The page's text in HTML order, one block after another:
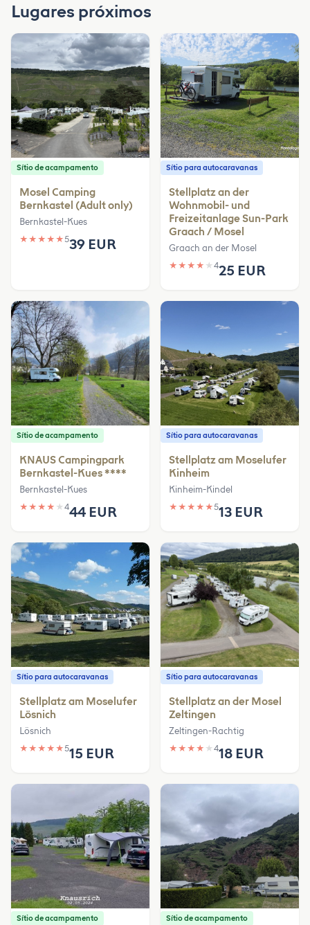
Lugares próximos
Sítio de acampamento
Mosel Camping
Bernkastel (Adult only)
Bernkastel-Kues
★ ★ ★ ★ ★539 EUR
Sítio para autocaravanas
Stellplatz an der
Wohnmobil- und
Freizeitanlage Sun-Park
Graach / Mosel
Graach an der Mosel
★ ★ ★ ★ ★ 425 EUR
Sítio de acampamento
KNAUS Campingpark
Bernkastel-Kues ****
Bernkastel-Kues
★ ★ ★ ★ ★ 444 EUR
Sítio para autocaravanas
Stellplatz am Moselufer
Kinheim
Kinheim-Kindel
★ ★ ★ ★ ★513 EUR
Sítio para autocaravanas
Stellplatz am Moselufer
Lösnich
Lösnich
★ ★ ★ ★ ★515 EUR
Sítio para autocaravanas
Stellplatz an der Mosel
Zeltingen
Zeltingen-Rachtig
★ ★ ★ ★ ★ 418 EUR
Sítio de acampamento Sítio de acampamento